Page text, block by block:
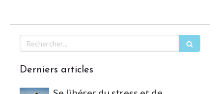
Rechercher
Derniers articles